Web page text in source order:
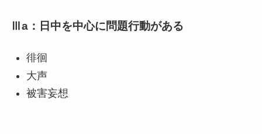
Ⅲa：日中を中心に問題行動がある
徘徊
大声
被害妄想